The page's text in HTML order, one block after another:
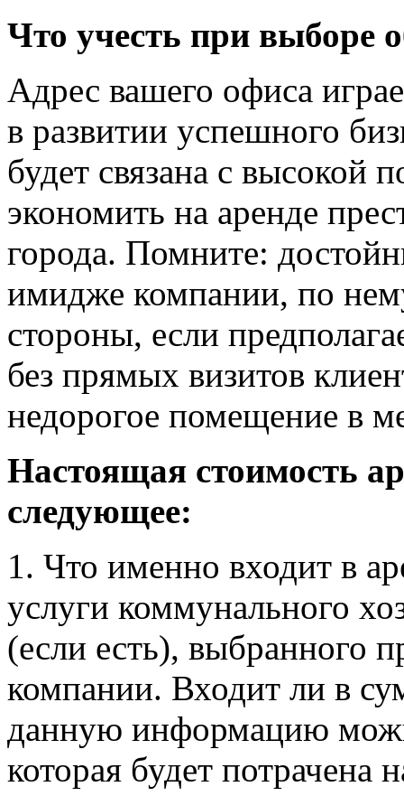
Что учесть при выборе
Адрес вашего офиса
в развитии успешного
будет связана с высокой
экономить на аренде
города. Помните:
имидже компании, по
стороны, если
без прямых визитов
недорогое помещение в
Настоящая стоимость
следующее:
1. Что именно входит в
услуги коммунального
(если есть), выбранного
компании. Входит ли в
данную информацию
которая будет потрачена